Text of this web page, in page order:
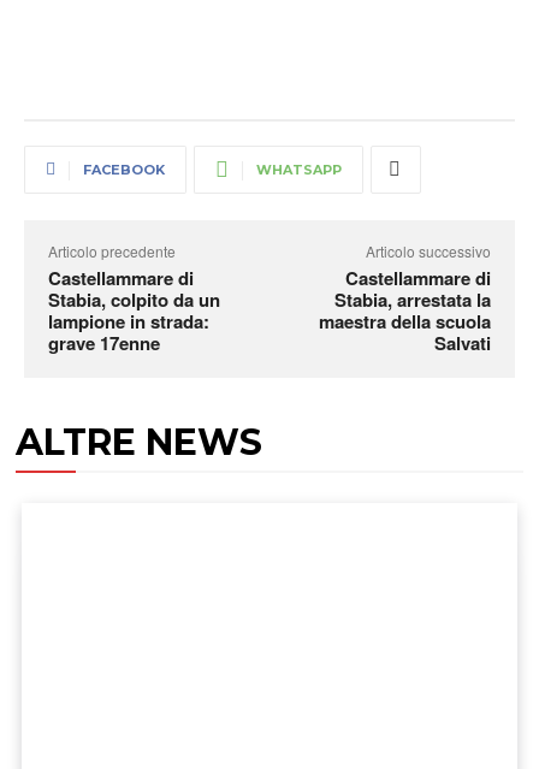
FACEBOOK WHATSAPP
Articolo precedente
Castellammare di
Stabia, colpito da un
lampione in strada:
grave 17enne
Articolo successivo
Castellammare di
Stabia, arrestata la
maestra della scuola
Salvati
ALTRE NEWS